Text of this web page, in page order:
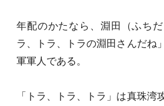
年配のかたなら、淵田（ふち
ラ、トラ、トラの淵田さんだね
軍軍人である。
「トラ、トラ、トラ」は真珠湾